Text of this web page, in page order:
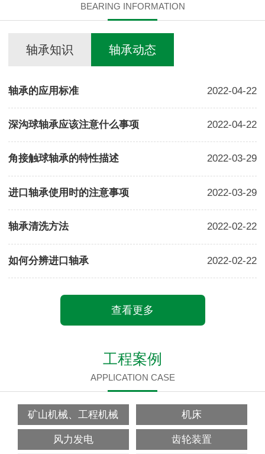
BEARING INFORMATION
轴承知识 轴承动态
轴承的应用标准 2022-04-22
深沟球轴承应该注意什么事项 2022-04-22
角接触球轴承的特性描述 2022-03-29
进口轴承使用时的注意事项 2022-03-29
轴承清洗方法 2022-02-22
如何分辨进口轴承 2022-02-22
查看更多
工程案例
APPLICATION CASE
矿山机械、工程机械 机床
风力发电 齿轮装置